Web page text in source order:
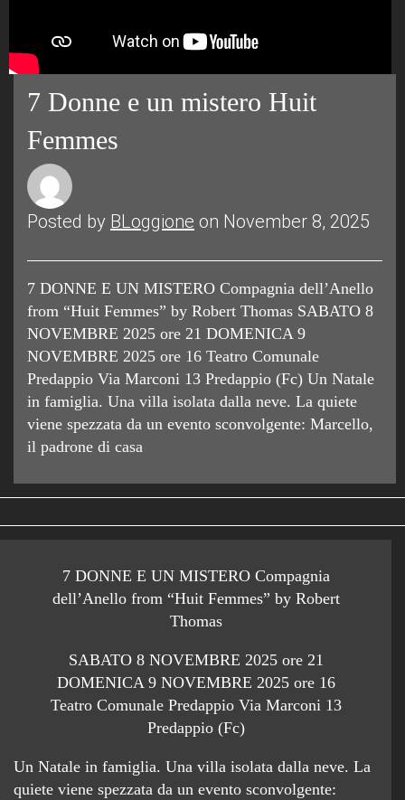
7 Donne e un mistero Huit
Femmes
Posted by BLoggione on November 8, 2025
7 DONNE E UN MISTERO Compagnia dell’Anello
from “Huit Femmes” by Robert Thomas SABATO 8
NOVEMBRE 2025 ore 21 DOMENICA 9
NOVEMBRE 2025 ore 16 Teatro Comunale
Predappio Via Marconi 13 Predappio (Fc) Un Natale
in famiglia. Una villa isolata dalla neve. La quiete
viene spezzata da un evento sconvolgente: Marcello,
il padrone di casa
7 DONNE E UN MISTERO Compagnia
dell’Anello from “Huit Femmes” by Robert
Thomas
SABATO 8 NOVEMBRE 2025 ore 21
DOMENICA 9 NOVEMBRE 2025 ore 16
Teatro Comunale Predappio Via Marconi 13
Predappio (Fc)
Un Natale in famiglia. Una villa isolata dalla neve. La
quiete viene spezzata da un evento sconvolgente: